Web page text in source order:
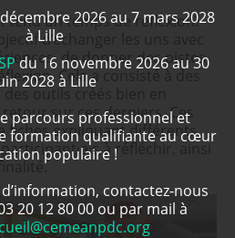
tenu un temps de réflexion.
d’échanger les uns avec
de donner des pistes
Cela a consisté à des
outils créés bien en
sur ces derniers. Ces
fiches expliquant différents
à réfléchir, ainsi
2026 au 7 mars 2028
à Lille
du 16 novembre 2026 au 30
2028 à Lille
parcours professionnel et
formation qualifiante au cœur
populaire !
contactez-nous
20 12 80 00 ou par mail à